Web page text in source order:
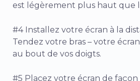
est légèrement plus haut que
#4 Installez votre écran à la
Tendez votre bras – votre
au bout de vos doigts.
#5 Placez votre écran de